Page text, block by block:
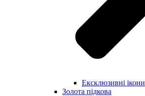
Ексклюзивні ікони
Золота підкова